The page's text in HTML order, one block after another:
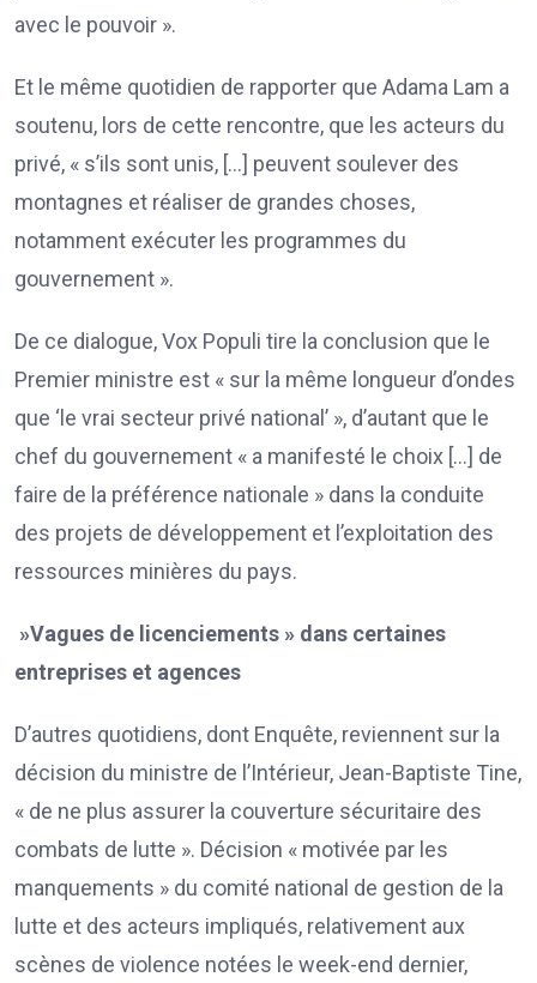
avec le pouvoir ».
Et le même quotidien de rapporter que Adama Lam a
soutenu, lors de cette rencontre, que les acteurs du
privé, « s’ils sont unis, […] peuvent soulever des
montagnes et réaliser de grandes choses,
notamment exécuter les programmes du
gouvernement ».
De ce dialogue, Vox Populi tire la conclusion que le
Premier ministre est « sur la même longueur d’ondes
que ‘le vrai secteur privé national’ », d’autant que le
chef du gouvernement « a manifesté le choix […] de
faire de la préférence nationale » dans la conduite
des projets de développement et l’exploitation des
ressources minières du pays.
»Vagues de licenciements » dans certaines
entreprises et agences
D’autres quotidiens, dont Enquête, reviennent sur la
décision du ministre de l’Intérieur, Jean-Baptiste Tine,
« de ne plus assurer la couverture sécuritaire des
combats de lutte ». Décision « motivée par les
manquements » du comité national de gestion de la
lutte et des acteurs impliqués, relativement aux
scènes de violence notées le week-end dernier,